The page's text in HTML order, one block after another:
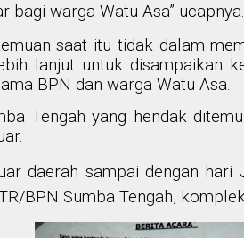
bagi warga Watu Asa” ucapnya.
saat itu tidak dalam
lanjut untuk disampaikan
BPN dan warga Watu Asa.
Tengah yang hendak
daerah sampai dengan
BPN Sumba Tengah,